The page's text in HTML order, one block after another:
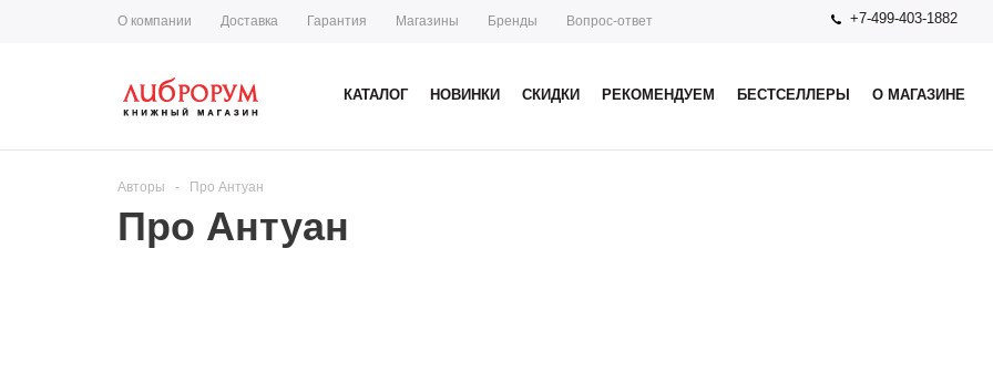
О компании Доставка Гарантия Магазины Бренды Вопрос-ответ +7-499-403-1882
КАТАЛОГ НОВИНКИ СКИДКИ РЕКОМЕНДУЕМ БЕСТСЕЛЛЕРЫ О МАГАЗИНЕ
Авторы - Про Антуан
Про Антуан